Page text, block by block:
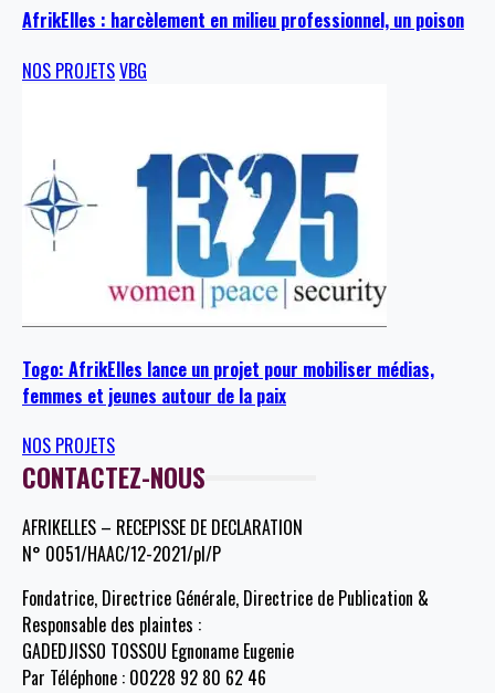
AfrikElles : harcèlement en milieu professionnel, un poison
NOS PROJETSVBG
Togo: AfrikElles lance un projet pour mobiliser médias,
femmes et jeunes autour de la paix
NOS PROJETS
CONTACTEZ-NOUS
AFRIKELLES – RECEPISSE DE DECLARATION
N° 0051/HAAC/12-2021/pl/P
Fondatrice, Directrice Générale, Directrice de Publication &
Responsable des plaintes :
GADEDJISSO TOSSOU Egnoname Eugenie
Par Téléphone : 00228 92 80 62 46